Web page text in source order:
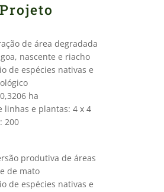
de área degradada
nascente e riacho
de espécies nativas e
ha
linhas e plantas: 4 x 4
200
produtiva de áreas
de mato
de espécies nativas e